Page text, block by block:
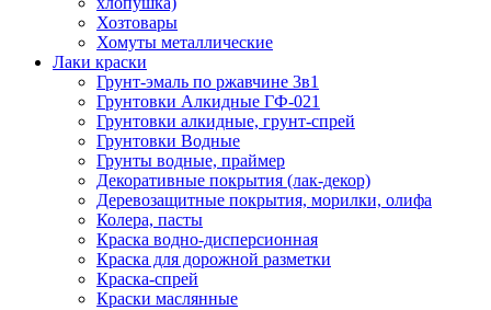
Хозтовары
Хомуты металлические
Лаки краски
Грунт-эмаль по ржавчине 3в1
Грунтовки Алкидные ГФ-021
Грунтовки алкидные, грунт-спрей
Грунтовки Водные
Грунты водные, праймер
Декоративные покрытия (лак-декор)
Деревозащитные покрытия, морилки, олифа
Колера, пасты
Краска водно-дисперсионная
Краска для дорожной разметки
Краска-спрей
Краски маслянные